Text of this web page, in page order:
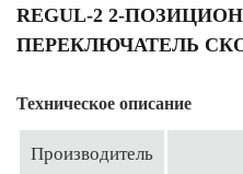
REGUL-2 2-
ПЕРЕКЛЮЧАТЕЛЬ
Техническое описание
Производитель